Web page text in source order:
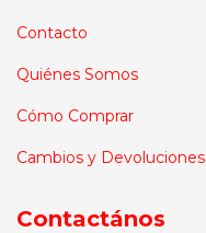
Contacto
Quiénes Somos
Cómo Comprar
Cambios y Devoluciones
Contactános